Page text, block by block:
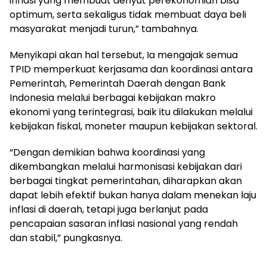
optimum, serta sekaligus tidak membuat daya beli
masyarakat menjadi turun,” tambahnya.
Menyikapi akan hal tersebut, Ia mengajak semua
TPID memperkuat kerjasama dan koordinasi antara
Pemerintah, Pemerintah Daerah dengan Bank
Indonesia melalui berbagai kebijakan makro
ekonomi yang terintegrasi, baik itu dilakukan melalui
kebijakan fiskal, moneter maupun kebijakan sektoral.
“Dengan demikian bahwa koordinasi yang
dikembangkan melalui harmonisasi kebijakan dari
berbagai tingkat pemerintahan, diharapkan akan
dapat lebih efektif bukan hanya dalam menekan laju
inflasi di daerah, tetapi juga berlanjut pada
pencapaian sasaran inflasi nasional yang rendah
dan stabil,” pungkasnya.